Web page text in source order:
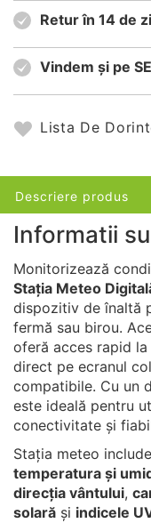
Retur în 14 de
Vindem și pe
Lista De
Descriere produs
Informatii
Monitorizează
Stația Meteo
dispozitiv de înaltă
fermă sau birou.
oferă acces rapid
direct pe ecranul
compatibile. Cu un
este ideală pentru
conectivitate și
Stația meteo
temperatura și
direcția vântului,
solară și indicele